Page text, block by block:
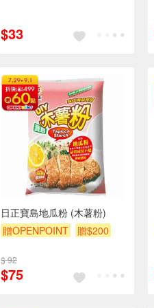
$33
日正寶島地瓜粉 (木薯粉)
贈OPENPOINT
贈$200
$ 92
$75